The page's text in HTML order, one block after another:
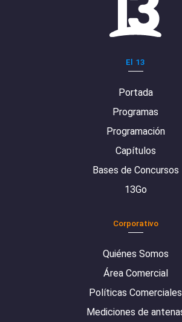
El 13
Portada
Programas
Programación
Capítulos
Bases de Concursos
13Go
Corporativo
Quiénes Somos
Área Comercial
Políticas Comerciales
Mediciones de